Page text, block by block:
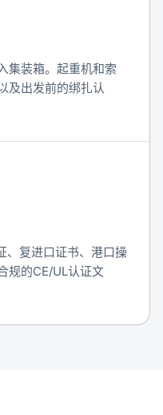
集装箱。起重机和索
及出发前的绑扎认
、复进口证书、港口操
规的CE/UL认证文